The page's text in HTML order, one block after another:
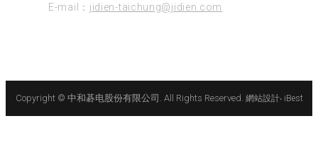
E-mail： jidien-taichung@jidien.com
Copyright © 中和碁电股份有限公司. All Rights Reserved. 網站設計‧ iBest